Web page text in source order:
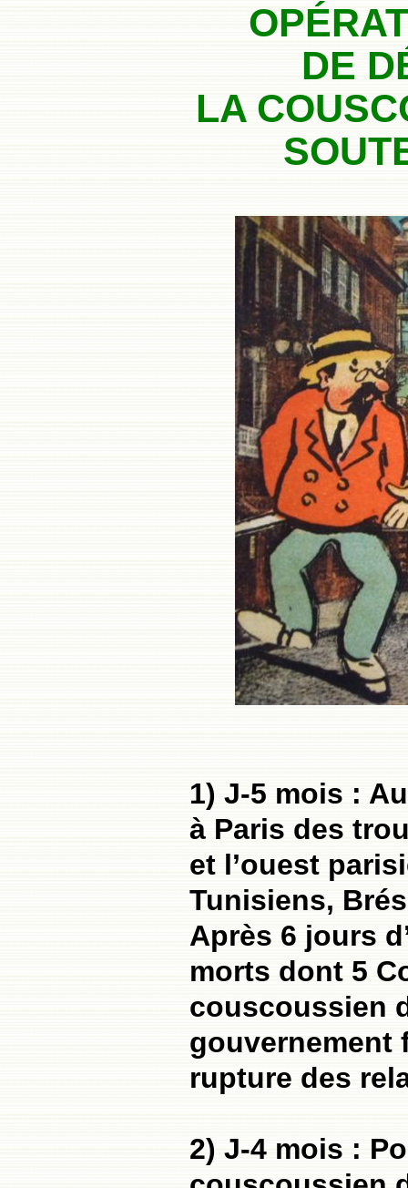
DE
LA
1) J-5 mois :
à Paris des
et l’ouest
Tunisiens,
Après 6 jours
morts dont 5
couscoussien
gouvernement
rupture des
2) J-4 mois :